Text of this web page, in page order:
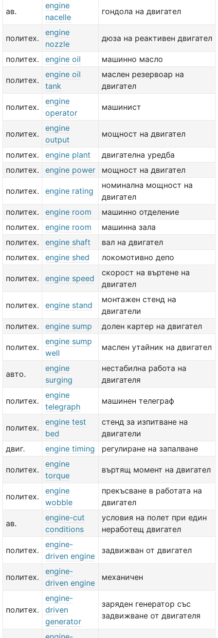
ав.
engine
nacelle
гондола на двигател
политех.
engine
nozzle
дюза на реактивен двигател
политех. engine oil машинно масло
политех.
engine oil
tank
маслен резервоар на
двигател
политех.
engine
operator
машинист
политех.
engine
output
мощност на двигател
политех. engine plant
двигателна уредба
политех.
engine power мощност на двигател
политех. engine rating
номинална мощност на
двигател
политех.
engine room
машинно отделение
политех.
engine room
машинна зала
политех.
engine shaft
вал на двигател
политех.
engine shed локомотивно депо
политех. engine speed
скорост на въртене на
двигател
политех. engine stand
монтажен стенд на
двигатели
политех.
engine sump долен картер на двигател
политех.
engine sump
well
маслен утайник на двигател
авто.
engine
surging
нестабилна работа на
двигателя
политех.
engine
telegraph
машинен телеграф
политех.
engine test
bed
стенд за изпитване на
двигатели
двиг.
engine timing регулиране на запалване
политех.
engine
torque
въртящ момент на двигател
политех.
engine
wobble
прекъсване в работата на
двигател
ав.
engine-cut
conditions
условия на полет при един
неработещ двигател
политех.
engine-
driven engine
задвижван от двигател
политех.
engine-
driven engine
механичен
политех.
engine-
driven
generator
заряден генератор със
задвижване от двигателя